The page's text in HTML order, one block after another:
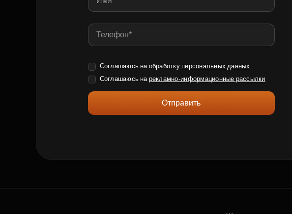
Соглашаюсь на обработку персональных данных
Соглашаюсь на рекламно-информационные рассылки
Отправить